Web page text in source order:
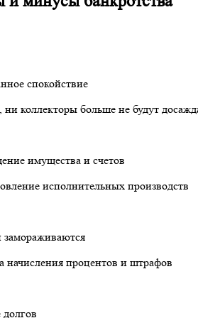
спокойствие
коллекторы больше не будут
имущества и счетов
исполнительных производств
замораживаются
начисления процентов и штрафов